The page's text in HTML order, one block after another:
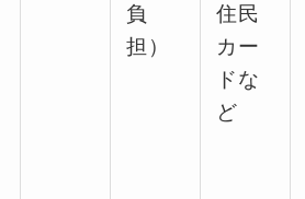
負
担）
住民
カー
ドな
ど